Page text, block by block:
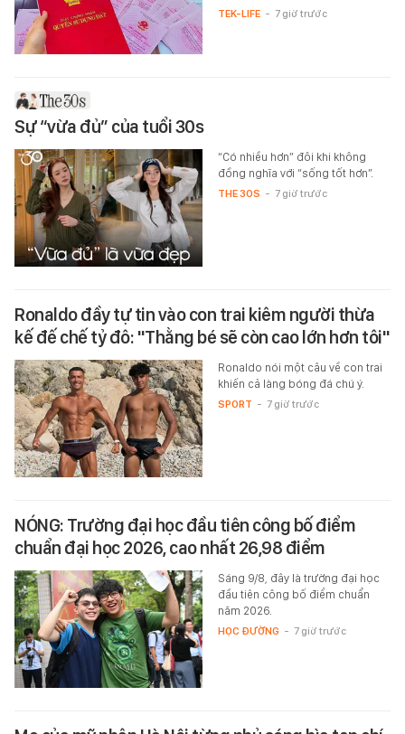
TEK-LIFE - 7 giờ trước
Sự “vừa đủ” của tuổi 30s
“Có nhiều hơn” đôi khi không
đồng nghĩa với “sống tốt hơn”.
THE 30S - 7 giờ trước
Ronaldo đầy tự tin vào con trai kiêm người thừa
kế đế chế tỷ đô: "Thằng bé sẽ còn cao lớn hơn tôi"
Ronaldo nói một câu về con trai
khiến cả làng bóng đá chú ý.
SPORT - 7 giờ trước
NÓNG: Trường đại học đầu tiên công bố điểm
chuẩn đại học 2026, cao nhất 26,98 điểm
Sáng 9/8, đây là trường đại học
đầu tiên công bố điểm chuẩn
năm 2026.
HỌC ĐƯỜNG - 7 giờ trước